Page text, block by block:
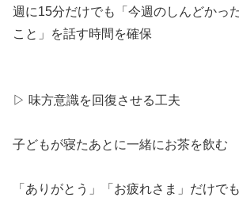
週に15分だけでも「今週のしんどかっ
こと」を話す時間を確保
▷ 味方意識を回復させる工夫
子どもが寝たあとに一緒にお茶を飲む
「ありがとう」「お疲れさま」だけで